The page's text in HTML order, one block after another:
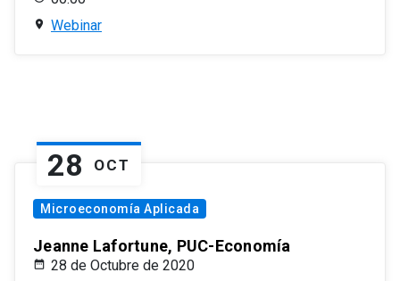
Webinar
28 OCT
Microeconomía Aplicada
Jeanne Lafortune, PUC-Economía
28 de Octubre de 2020